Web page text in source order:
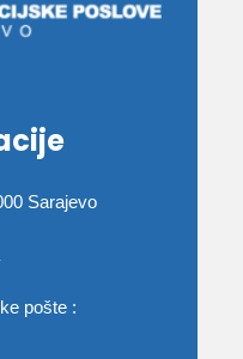
Sarajevo
pošte :